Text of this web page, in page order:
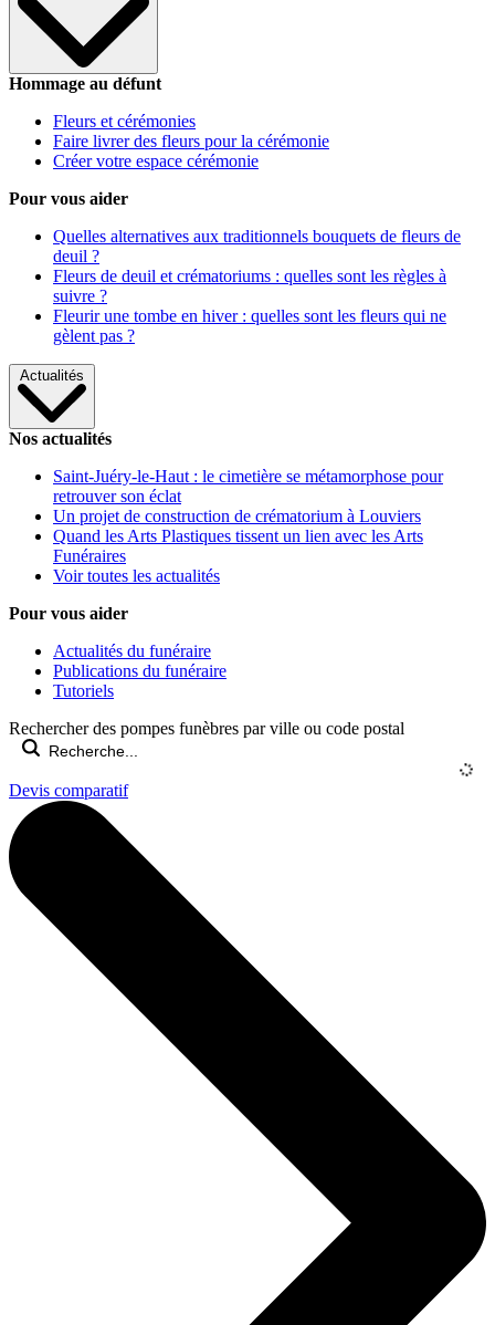
Hommage au défunt
Fleurs et cérémonies
Faire livrer des fleurs pour la cérémonie
Créer votre espace cérémonie
Pour vous aider
Quelles alternatives aux traditionnels bouquets de fleurs de
deuil ?
Fleurs de deuil et crématoriums : quelles sont les règles à
suivre ?
Fleurir une tombe en hiver : quelles sont les fleurs qui ne
gèlent pas ?
Actualités
Nos actualités
Saint-Juéry-le-Haut : le cimetière se métamorphose pour
retrouver son éclat
Un projet de construction de crématorium à Louviers
Quand les Arts Plastiques tissent un lien avec les Arts
Funéraires
Voir toutes les actualités
Pour vous aider
Actualités du funéraire
Publications du funéraire
Tutoriels
Rechercher des pompes funèbres par ville ou code postal
Devis comparatif